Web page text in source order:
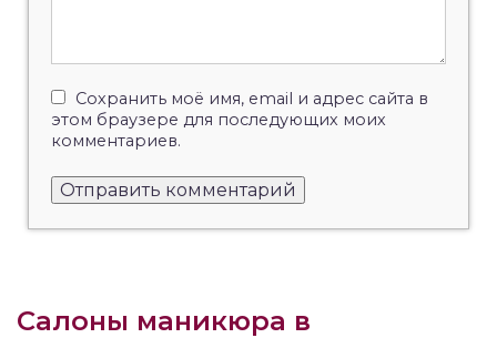
Сохранить моё имя, email и адрес сайта в
этом браузере для последующих моих
комментариев.
Салоны маникюра в